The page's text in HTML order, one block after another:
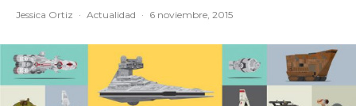
Jessica Ortiz · Actualidad · 6 noviembre, 2015